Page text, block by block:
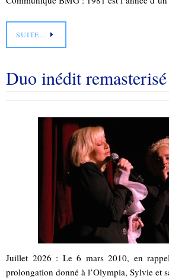
SUITE…
Duo inédit remasterisé
Juillet 2026 : Le 6 mars 2010, en
prolongation donné à l’Olympia, Sylvie et